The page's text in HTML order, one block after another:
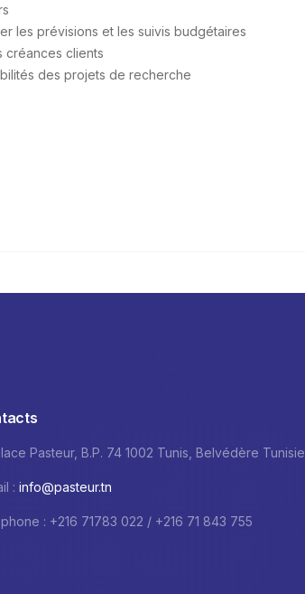
les prévisions et les suivis budgétaires
créances clients
des projets de recherche
Pasteur, B.P. 74 1002 Tunis, Belvédère Tunisie
: info@pasteur.tn
: +216 71783 022 / +216 71 843 755